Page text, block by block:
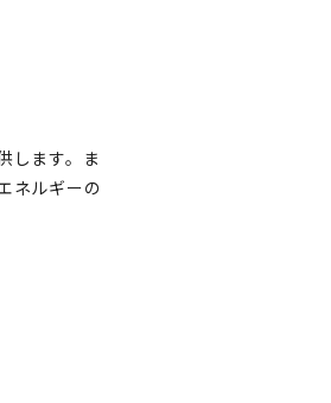
します。ま
ネルギーの